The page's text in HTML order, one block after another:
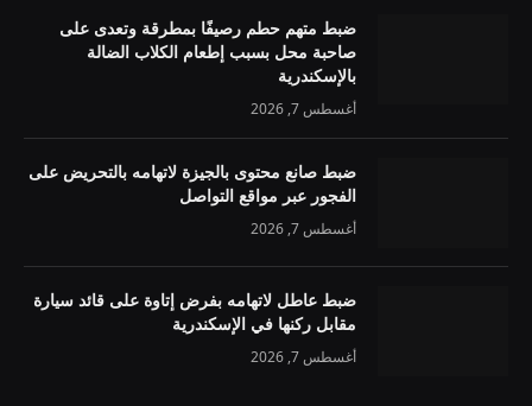
ضبط متهم حطم رصيفًا بمطرقة وتعدى على
صاحبة محل بسبب إطعام الكلاب الضالة
بالإسكندرية
أغسطس 7, 2026
ضبط صانع محتوى بالجيزة لاتهامه بالتحريض على
الفجور عبر مواقع التواصل
أغسطس 7, 2026
ضبط عاطل لاتهامه بفرض إتاوة على قائد سيارة
مقابل ركنها في الإسكندرية
أغسطس 7, 2026